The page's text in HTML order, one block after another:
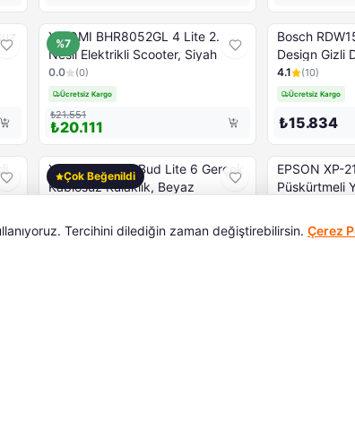
%7
XIAOMI BHR8052GL 4 Lite 2.
Nesil Elektrikli Scooter, Siyah
0.0 (0)
Ücretsiz Kargo
₺21.551
₺20.111
Bosch
Design Gizli
4.1 (10)
Ücretsiz Kargo
₺15.834
Çok Beğenildi
XIAOMI REDMI Bud Lite 6 Gerçek
Kablosuz Kulaklık, Beyaz
Son 1 adet!
EPSON XP-
Püskürtmeli
Ücretsiz Kargo
Tercihini dilediğin zaman değiştirebilirsin. Çerez